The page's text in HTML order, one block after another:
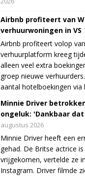
Airbnb profiteert van
verhuurwoningen in VS
Airbnb profiteert volop
verhuurplatform kreeg
alleen veel extra
groep nieuwe
aantal hotelboekingen
Minnie Driver
ongeluk: 'Dankbaar
augustus 2026
Minnie Driver heeft een
gehad. De Britse actrice
vrijgekomen, vertelde ze
Instagram. Driver filmde